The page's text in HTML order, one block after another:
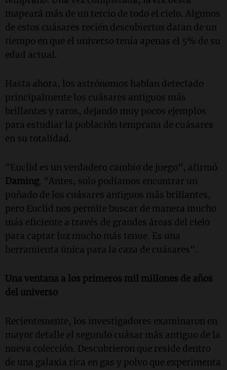
mapeará más de un tercio de todo el cielo. Algunos
de estos cuásares recién descubiertos datan de un
tiempo en que el universo tenía apenas el 5% de su
edad actual.
Hasta ahora, los astrónomos habían detectado
principalmente los cuásares antiguos más
brillantes y raros, dejando muy pocos ejemplos
para estudiar la población temprana de cuásares
en su totalidad.
"Euclid es un verdadero cambio de juego", afirmó
Daming. "Antes, solo podíamos encontrar un
puñado de los cuásares antiguos más brillantes,
pero Euclid nos permite buscar de manera mucho
más eficiente a través de grandes áreas del cielo
para captar luz mucho más tenue. Es una
herramienta única para la caza de cuásares".
Una ventana a los primeros mil millones de años
del universo
Recientemente, los investigadores examinaron en
mayor detalle el segundo cuásar más antiguo de la
nueva colección. Descubrieron que reside dentro
de una galaxia rica en gas y polvo que experimenta